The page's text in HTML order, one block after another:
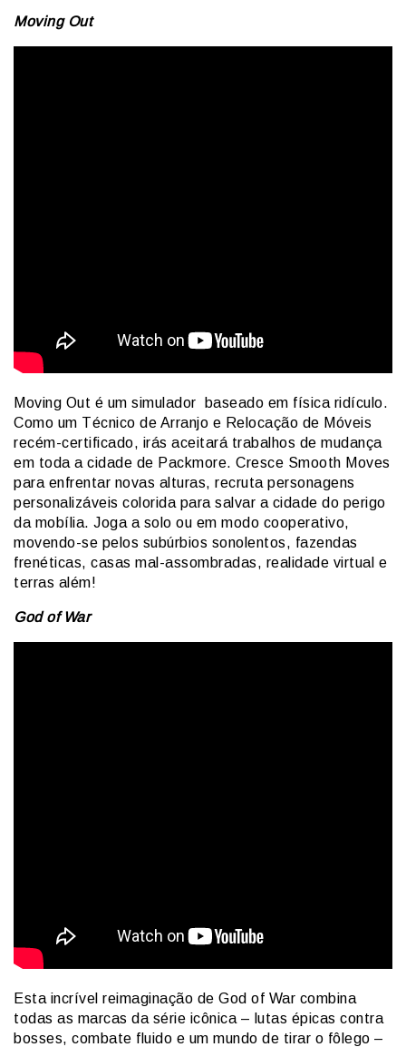
Moving Out
Moving Out é um simulador baseado em física ridículo.
Como um Técnico de Arranjo e Relocação de Móveis
recém-certificado, irás aceitará trabalhos de mudança
em toda a cidade de Packmore. Cresce Smooth Moves
para enfrentar novas alturas, recruta personagens
personalizáveis colorida para salvar a cidade do perigo
da mobília. Joga a solo ou em modo cooperativo,
movendo-se pelos subúrbios sonolentos, fazendas
frenéticas, casas mal-assombradas, realidade virtual e
terras além!
God of War
Esta incrível reimaginação de God of War combina
todas as marcas da série icônica – lutas épicas contra
bosses, combate fluido e um mundo de tirar o fôlego –